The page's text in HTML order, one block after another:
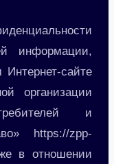
информации,
сайте
организации
и
https://zpp-
в отношении